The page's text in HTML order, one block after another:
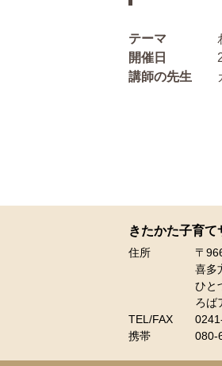
テーマ
開催日
講師の先生
きたかた子育
住所
〒
喜多
ひと
ろば
TEL/FAX
携帯
080-